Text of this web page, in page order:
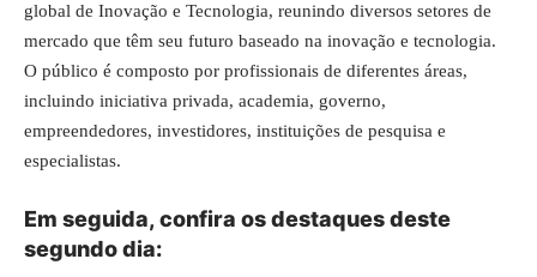
global de Inovação e Tecnologia, reunindo diversos setores de
mercado que têm seu futuro baseado na inovação e tecnologia.
O público é composto por profissionais de diferentes áreas,
incluindo iniciativa privada, academia, governo,
empreendedores, investidores, instituições de pesquisa e
especialistas.
Em seguida, confira os destaques deste
segundo dia: